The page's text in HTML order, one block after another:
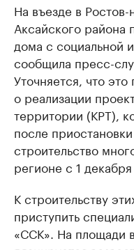
На въезде в
Аксайского района
дома с социальной
сообщила пресс-
Уточняется, что
о реализации
территории (КРТ),
после
строительство
регионе с 1
К строительству
приступить
«ССК». На площади